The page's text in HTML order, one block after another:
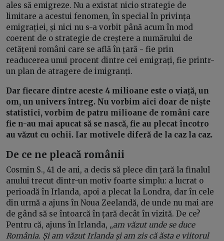
ales să emigreze. Nu a existat nicio strategie de
limitare a acestui fenomen, în special în privința
emigrației, și nici nu s-a vorbit până acum în mod
coerent de o strategie de creștere a numărului de
cetățeni români care se află în țară - fie prin
readucerea unui procent dintre cei emigrați, fie printr-
un plan de atragere de imigranți.
Dar fiecare dintre aceste 4 milioane este o viață, un
om, un univers întreg. Nu vorbim aici doar de niște
statistici, vorbim de patru milioane de români care
fie n-au mai apucat să se nască, fie au plecat încotro
au văzut cu ochii. Iar motivele diferă de la caz la caz.
De ce ne pleacă românii
Cosmin S., 41 de ani, a decis să plece din țară la finalul
anului trecut dintr-un motiv foarte simplu: a lucrat o
perioadă în Irlanda, apoi a plecat la Londra, dar în cele
din urmă a ajuns în Noua Zeelandă, de unde nu mai are
de gând să se întoarcă în țară decât în vizită. De ce?
Pentru că, ajuns în Irlanda, „am văzut unde se duce
România. Și am văzut Irlanda și am zis că ăsta e viitorul